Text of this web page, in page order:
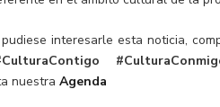
interesarle esta noticia,
nuestraAgenda